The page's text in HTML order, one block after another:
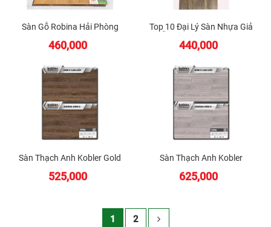
Sàn Gỗ Robina Hải Phòng
460,000
Top 10 Đại Lý Sàn Nhựa Giả
440,000
Sàn Thạch Anh Kobler Gold
525,000
Sàn Thạch Anh Kobler
625,000
1 2